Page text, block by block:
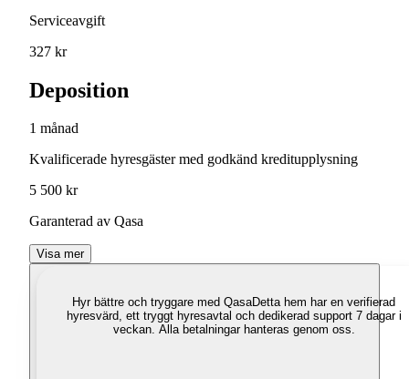
Serviceavgift
327 kr
Deposition
1 månad
Kvalificerade hyresgäster med godkänd kreditupplysning
5 500 kr
Garanterad av Qasa
Visa mer
Hyr bättre och tryggare med QasaDetta hem har en verifierad
hyresvärd, ett tryggt hyresavtal och dedikerad support 7 dagar i
veckan. Alla betalningar hanteras genom oss.